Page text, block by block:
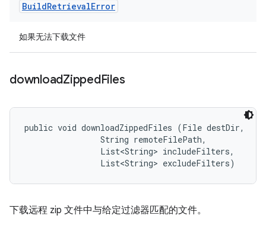
BuildRetrievalError
如果无法下载文件
downloadZippedFiles
public void downloadZippedFiles (File destDir,
                String remoteFilePath,
                List<String> includeFilters,
                List<String> excludeFilters)
下载远程 zip 文件中与给定过滤器匹配的文件。